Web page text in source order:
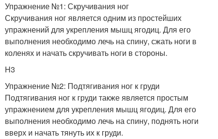
Упражнение №1: Скручивания ног
Скручивания ног является одним из простейших
упражнений для укрепления мышц ягодиц. Для его
выполнения необходимо лечь на спину, сжать ноги в
коленях и начать скручивать ноги в стороны.
H3
Упражнение №2: Подтягивания ног к груди
Подтягивания ног к груди также является простым
упражнением для укрепления мышц ягодиц. Для его
выполнения необходимо лечь на спину, поднять ноги
вверх и начать тянуть их к груди.